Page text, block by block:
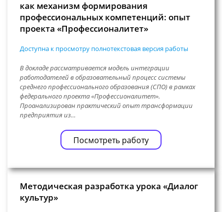
как механизм формирования
профессиональных компетенций: опыт
проекта «Профессионалитет»
Доступна к просмотру полнотекстовая версия работы
В докладе рассматривается модель интеграции
работодателей в образовательный процесс системы
среднего профессионального образования (СПО) в рамках
федерального проекта «Профессионалитет».
Проанализирован практический опыт трансформации
предприятия из…
Посмотреть работу
Методическая разработка урока «Диалог
культур»